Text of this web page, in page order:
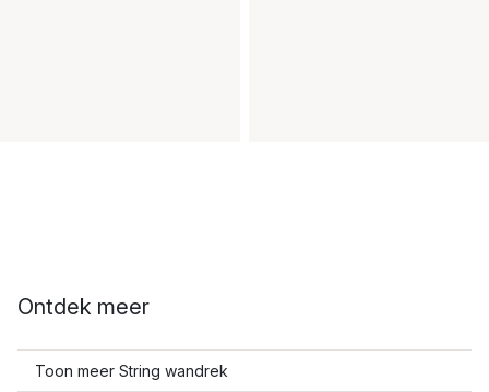
Ontdek meer
Toon meer String wandrek